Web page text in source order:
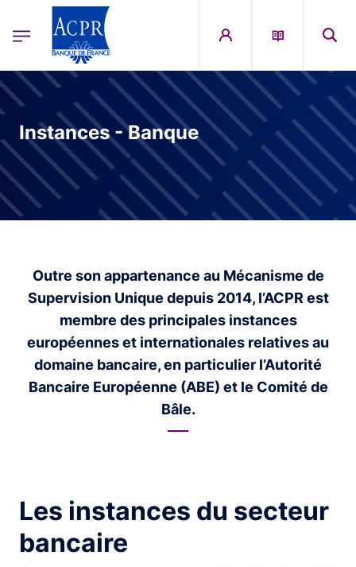
ACPR Menu Principal (English)
Instances - Banque
Outre son appartenance au Mécanisme de
Supervision Unique depuis 2014, l’ACPR est
membre des principales instances
européennes et internationales relatives au
domaine bancaire, en particulier l’Autorité
Bancaire Européenne (ABE) et le Comité de
Bâle.
Les instances du secteur
bancaire